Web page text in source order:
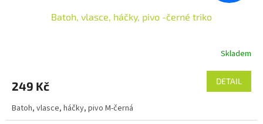
Batoh, vlasce, háčky, pivo -černé triko
Skladem
249 Kč DETAIL
Batoh, vlasce, háčky, pivo M-černá